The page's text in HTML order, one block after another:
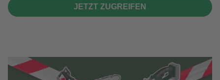
JETZT ZUGREIFEN